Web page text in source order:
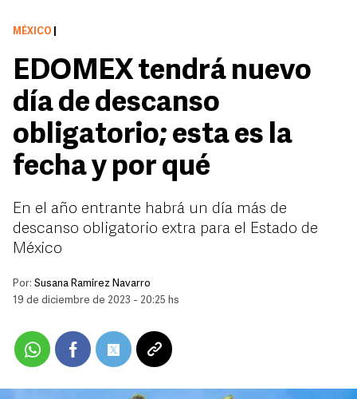
MÉXICO
EDOMEX tendrá nuevo
día de descanso
obligatorio; esta es la
fecha y por qué
En el año entrante habrá un día más de
descanso obligatorio extra para el Estado de
México
Por: Susana Ramírez Navarro
19 de diciembre de 2023 - 20:25 hs